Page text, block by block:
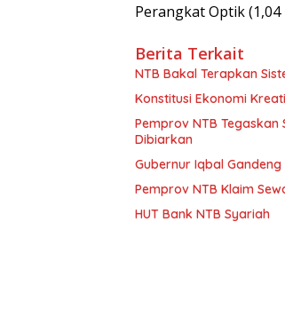
Perangkat Optik
Berita Terkait
NTB Bakal Terapkan
Konstitusi Ekonomi
Pemprov NTB Tegaskan
Dibiarkan
Gubernur Iqbal
Pemprov NTB Klaim
HUT Bank NTB Syariah